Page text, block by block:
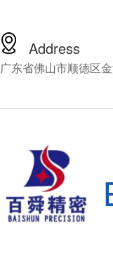
Address
广东省佛山市顺德区